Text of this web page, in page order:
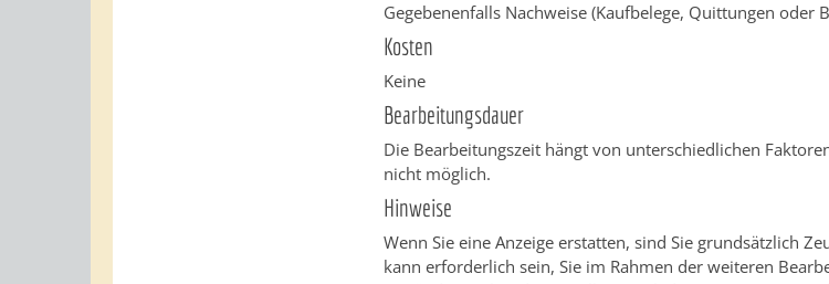
Gegebenenfalls Nachweise (Kaufbelege, Quittungen oder
Kosten
Keine
Bearbeitungsdauer
Die Bearbeitungszeit hängt von unterschiedlichen
nicht möglich.
Hinweise
Wenn Sie eine Anzeige erstatten, sind Sie grundsätzlich
kann erforderlich sein, Sie im Rahmen der weiteren